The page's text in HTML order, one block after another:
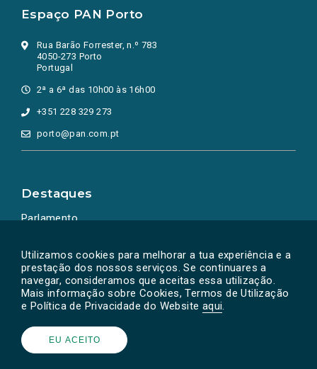
Utilizamos cookies para melhorar a tua experiência e a
prestação dos nossos serviços. Se continuares a
navegar, consideramos que aceitas essa utilização.
Mais informação sobre Cookies, Termos de Utilização
e Política de Privacidade do Website aqui.
EU ACEITO
Espaço PAN Porto
Rua Barão Forrester, n.º 783
4050-273 Porto
Portugal
2ª a 6ª das 10h00 às 16h00
+351 228 329 273
porto@pan.com.pt
Destaques
Parlamento
Powered by © PAN 2026